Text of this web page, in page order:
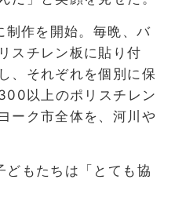
作を開始。毎晩、バ
スチレン板に貼り付
、それぞれを個別に保
以上のポリスチレン
ーク市全体を、河川や
もたちは「とても協